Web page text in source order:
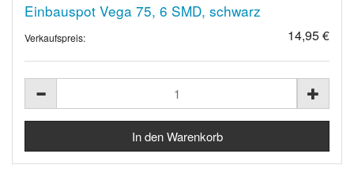
Einbauspot Vega 75, 6 SMD, schwarz
Verkaufspreis: 14,95 €